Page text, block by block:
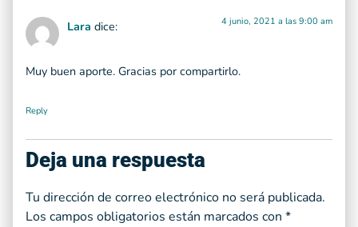
Lara dice: 4 junio, 2021 a las 9:00 am
Muy buen aporte. Gracias por compartirlo.
Reply
Deja una respuesta
Tu dirección de correo electrónico no será publicada.
Los campos obligatorios están marcados con *